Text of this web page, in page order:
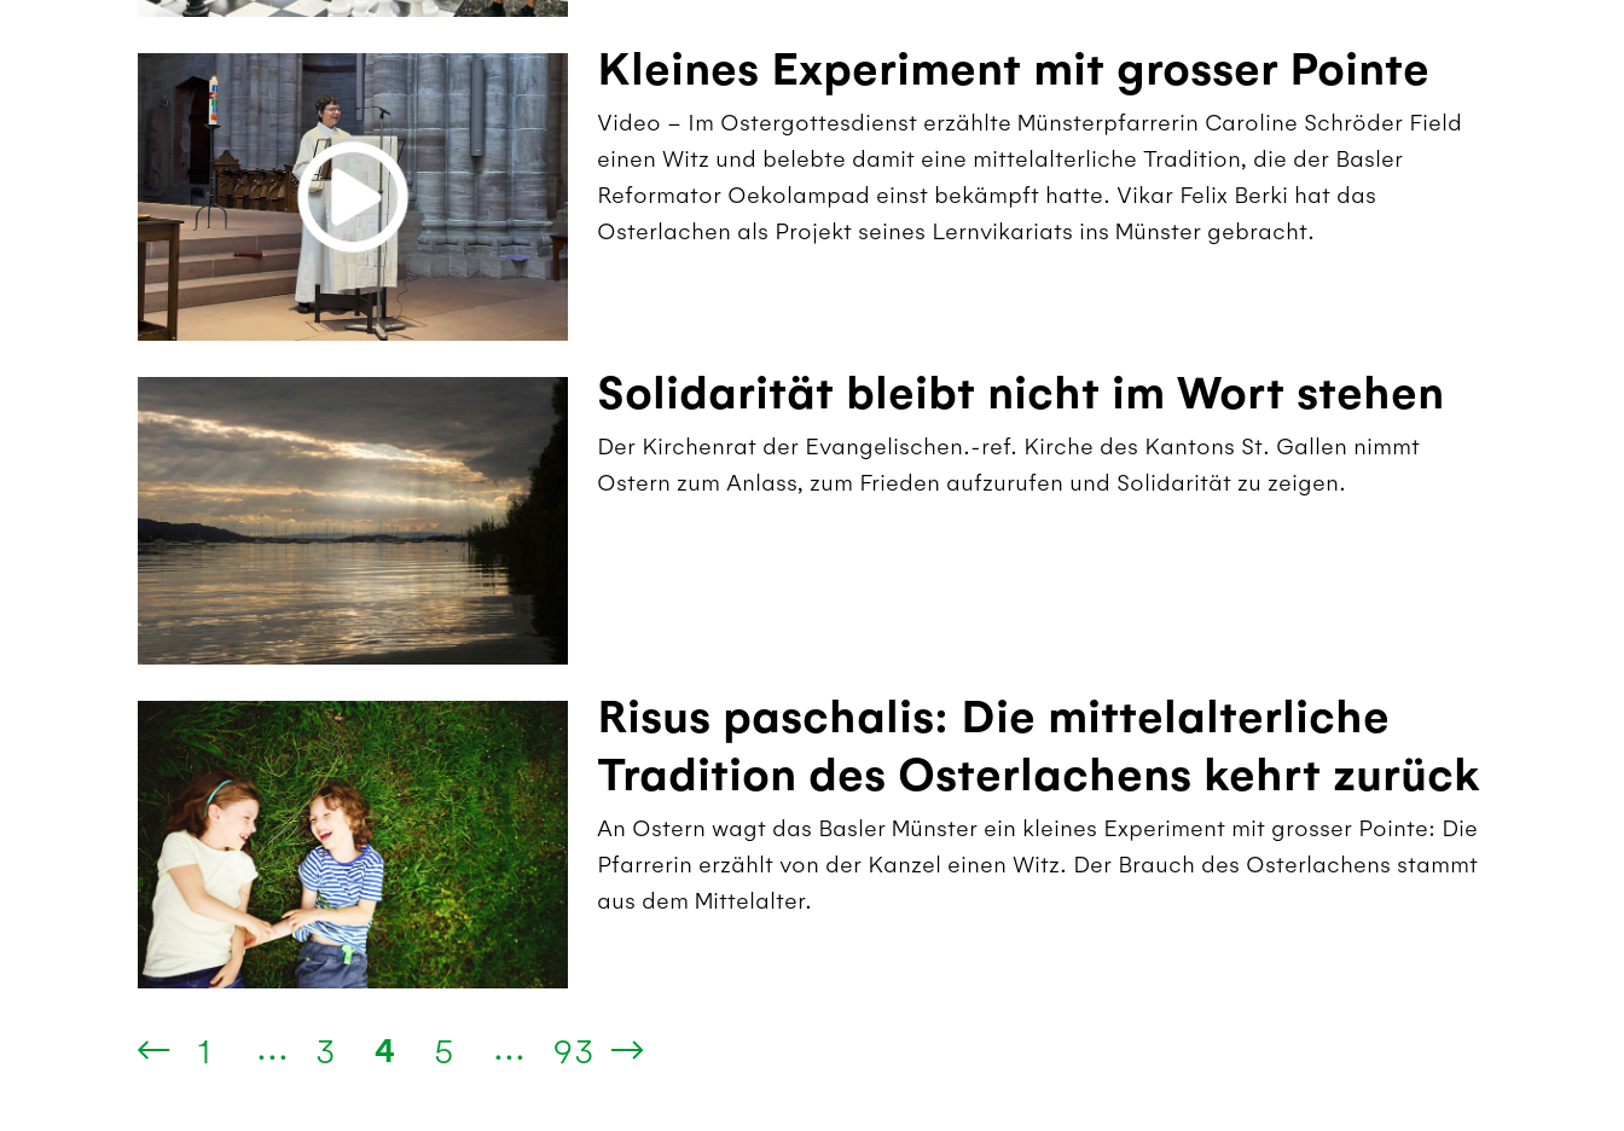
Kleines Experiment mit grosser Pointe
Video – Im Ostergottesdienst erzählte Münsterpfarrerin Caroline Schröder Field
einen Witz und belebte damit eine mittelalterliche Tradition, die der Basler
Reformator Oekolampad einst bekämpft hatte. Vikar Felix Berki hat das
Osterlachen als Projekt seines Lernvikariats ins Münster gebracht.
Solidarität bleibt nicht im Wort stehen
Der Kirchenrat der Evangelischen.-ref. Kirche des Kantons St. Gallen nimmt
Ostern zum Anlass, zum Frieden aufzurufen und Solidarität zu zeigen.
Risus paschalis: Die mittelalterliche
Tradition des Osterlachens kehrt zurück
An Ostern wagt das Basler Münster ein kleines Experiment mit grosser Pointe: Die
Pfarrerin erzählt von der Kanzel einen Witz. Der Brauch des Osterlachens stammt
aus dem Mittelalter.
1 ... 3 4 5 ... 93